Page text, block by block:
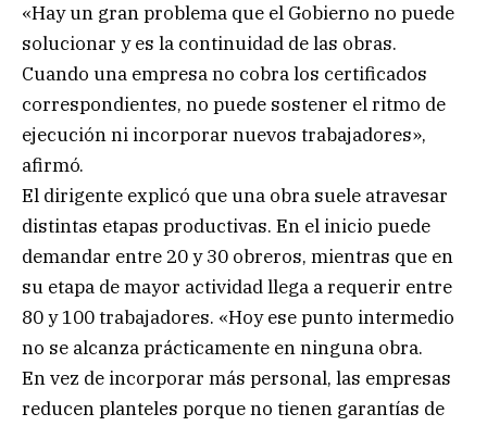
«Hay un gran problema que el Gobierno no puede
solucionar y es la continuidad de las obras.
Cuando una empresa no cobra los certificados
correspondientes, no puede sostener el ritmo de
ejecución ni incorporar nuevos trabajadores»,
afirmó.
El dirigente explicó que una obra suele atravesar
distintas etapas productivas. En el inicio puede
demandar entre 20 y 30 obreros, mientras que en
su etapa de mayor actividad llega a requerir entre
80 y 100 trabajadores. «Hoy ese punto intermedio
no se alcanza prácticamente en ninguna obra.
En vez de incorporar más personal, las empresas
reducen planteles porque no tienen garantías de